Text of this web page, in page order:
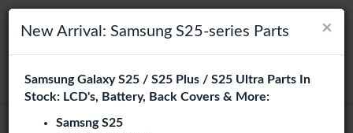
×
Wählen Sie Ihre Sprache
Es sieht so aus, als wären Sie in Vereinigte Staaten
Besuchen Sie
Navigation umschalten
suchen
Login
×
New Arrival: Samsung S25-series Parts
Samsung Galaxy S25 / S25 Plus / S25 Ultra Parts In
Stock: LCD's, Battery, Back Covers & More:
Samsng S25